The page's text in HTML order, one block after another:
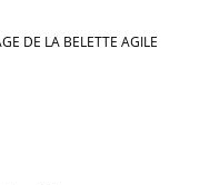
DE LA BELETTE AGILE